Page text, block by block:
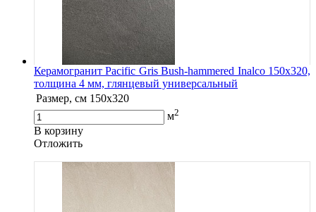
Керамогранит Pacific Gris Bush-hammered Inalco 150x320,
толщина 4 мм, глянцевый универсальный
Размер, см 150x320
м2
В корзину
Oтложить